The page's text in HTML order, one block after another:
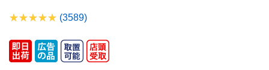
(3589)